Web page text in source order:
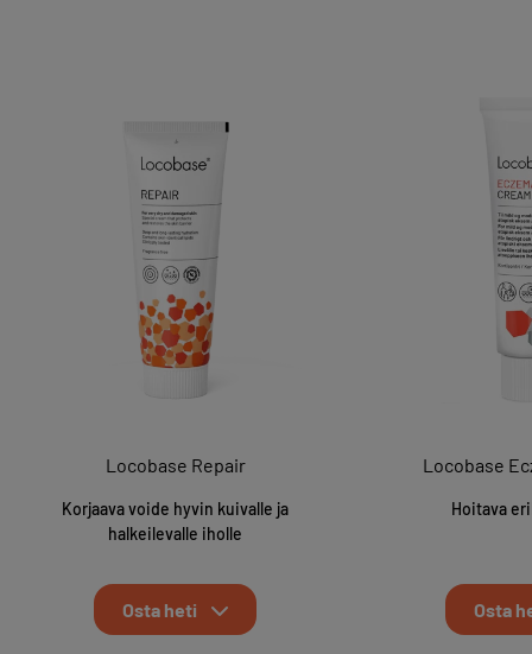
Locobase Repair
Korjaava voide hyvin kuivalle ja
halkeilevalle iholle
Osta heti
Locobase
Hoitava
Osta